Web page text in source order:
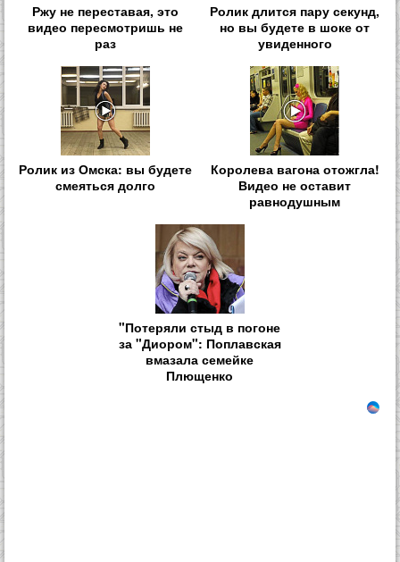
Ржу не переставая, это
видео пересмотришь не
раз
Ролик длится пару секунд,
но вы будете в шоке от
увиденного
Ролик из Омска: вы будете
смеяться долго
Королева вагона отожгла!
Видео не оставит
равнодушным
"Потеряли стыд в погоне
за "Диором": Поплавская
вмазала семейке
Плющенко